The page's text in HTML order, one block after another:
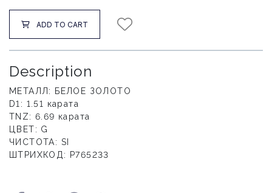
ADD TO CART
Description
МЕТАЛЛ: БЕЛОЕ ЗОЛОТО
D1: 1.51 карата
TNZ: 6.69 карата
ЦВЕТ: G
ЧИСТОТА: SI
ШТРИХКОД: Р765233